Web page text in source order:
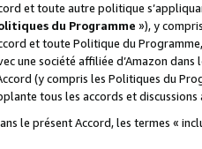
et toute autre politique
du Programme »), y
et toute Politique du
une société affiliée d’Amazon
(y compris les Politiques du
tous les accords et discussions
le présent Accord, les termes «